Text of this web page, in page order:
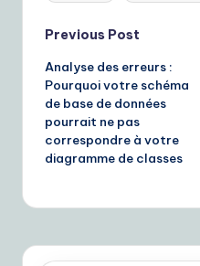
Post
navigation
Previous Post
Analyse des erreurs :
Pourquoi votre schéma
de base de données
pourrait ne pas
correspondre à votre
diagramme de classes